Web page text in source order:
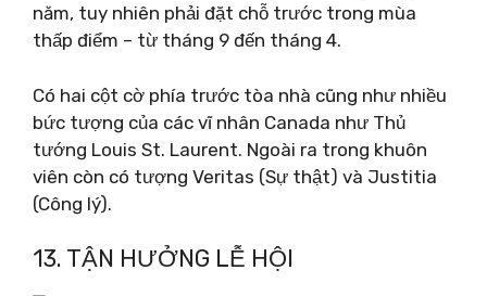
năm, tuy nhiên phải đặt chỗ trước trong mùa
thấp điểm – từ tháng 9 đến tháng 4.
Có hai cột cờ phía trước tòa nhà cũng như nhiều
bức tượng của các vĩ nhân Canada như Thủ
tướng Louis St. Laurent. Ngoài ra trong khuôn
viên còn có tượng Veritas (Sự thật) và Justitia
(Công lý).
13. TẬN HƯỞNG LỄ HỘI